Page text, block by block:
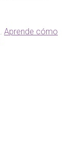
Aprende cómo